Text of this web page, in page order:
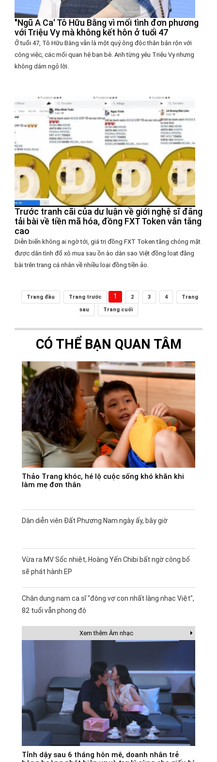
"Ngũ A Ca' Tô Hữu Bằng vì mối tình đơn phương
với Triệu Vy mà không kết hôn ở tuổi 47
Ở tuổi 47, Tô Hữu Bằng vẫn là một quý ông độc thân bận rộn với
công việc, các mối quan hệ bạn bè. Anh từng yêu Triệu Vy nhưng
không dám ngỏ lời.
Trước tranh cãi của dư luận về giới nghệ sĩ đăng
tải bài về tiền mã hóa, đồng FXT Token vẫn tăng
cao
Diễn biến không ai ngờ tới, giá trị đồng FXT Token tăng chóng mặt
được dân tình đổ xô mua sau ồn ào dàn sao Việt đồng loạt đăng
bài trên trang cá nhân về nhiều loại đồng tiền ảo.
Trang đầu Trang trước 1 2 3 4
Trang
sau
Trang cuối
CÓ THỂ BẠN QUAN TÂM
Thảo Trang khóc, hé lộ cuộc sống khó khăn khi
làm mẹ đơn thân
Dàn diễn viên Đất Phương Nam ngày ấy, bây giờ
Vừa ra MV Sốc nhiệt, Hoàng Yến Chibi bất ngờ công bố
sẽ phát hành EP
Chân dung nam ca sĩ "đông vợ con nhất làng nhạc Việt",
82 tuổi vẫn phong độ
Xem thêm Âm nhạc
Tỉnh dậy sau 6 tháng hôn mê, doanh nhân trẻ